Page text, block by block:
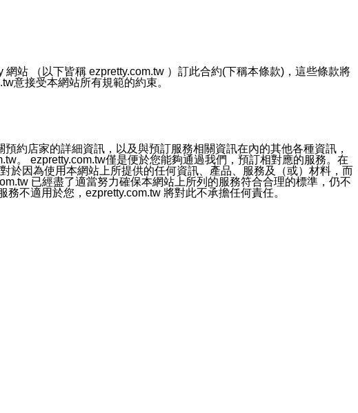
個條件者，將可收到通知型訊息。
站 （以下皆稱 ezpretty.com.tw ）訂此合約(下稱本條款)，這些條款將
意接受本網站所有規範的約束。
約店家的詳細資訊，以及與預訂服務相關資訊在內的其他各種資訊，
。 ezpretty.com.tw僅是便於您能夠通過我們，預訂相對應的服務。在
於因為使用本網站上所提供的任何資訊、產品、服務及（或）材料，而
已經盡了適當努力確保本網站上所列的服務符合合理的標準，仍不
不適用於您，ezpretty.com.tw 將對此不承擔任何責任。